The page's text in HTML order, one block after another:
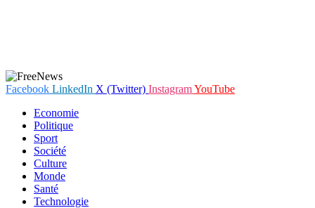
Facebook LinkedIn X (Twitter) InstagramYouTube
Economie
Politique
Sport
Société
Culture
Monde
Santé
Technologie